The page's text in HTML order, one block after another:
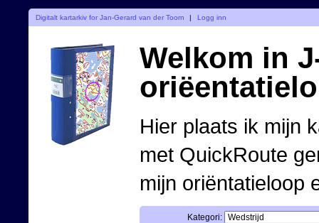
Digitalt kartarkiv for Jan-Gerard van der Toorn | Logg inn
Welkom in
Hier plaats ik mijn
met QuickRoute
mijn oriëntatieloop
Kategori: